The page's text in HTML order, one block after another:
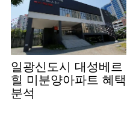
일광신도시 대성베르
힐 미분양아파트 혜택
분석